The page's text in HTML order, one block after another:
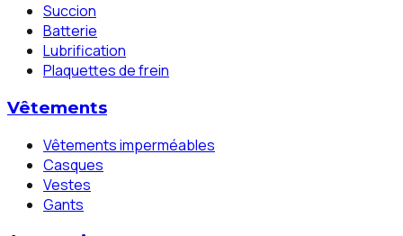
Succion
Batterie
Lubrification
Plaquettes de frein
Vêtements
Vêtements imperméables
Casques
Vestes
Gants